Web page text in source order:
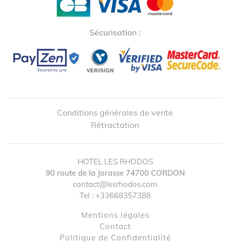
Sécurisation :
Conditions générales de vente
Rétractation
HOTEL LES RHODOS
90 route de la Jorasse 74700 CORDON
contact@lesrhodos.com
Tel : +33668357388
Mentions légales
contact
Politique de Confidentialité